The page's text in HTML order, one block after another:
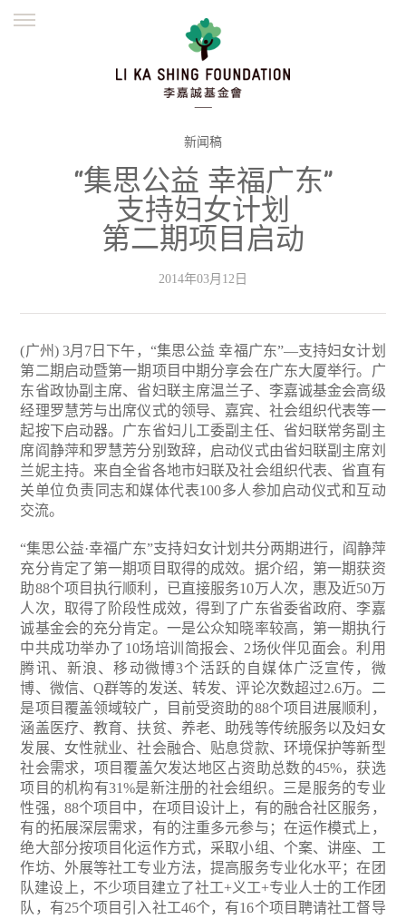
並肩同行
繁體
新闻稿
“集思公益 幸福广东”
支持妇女计划
第二期项目启动
2014年03月12日
(广州) 3月7日下午，“集思公益 幸福广东”—支持妇女计划
第二期启动暨第一期项目中期分享会在广东大厦举行。广
东省政协副主席、省妇联主席温兰子、李嘉诚基金会高级
经理罗慧芳与出席仪式的领导、嘉宾、社会组织代表等一
起按下启动器。广东省妇儿工委副主任、省妇联常务副主
席阎静萍和罗慧芳分别致辞，启动仪式由省妇联副主席刘
兰妮主持。来自全省各地市妇联及社会组织代表、省直有
关单位负责同志和媒体代表100多人参加启动仪式和互动
交流。
“集思公益·幸福广东”支持妇女计划共分两期进行，阎静萍
充分肯定了第一期项目取得的成效。据介绍，第一期获资
助88个项目执行顺利，已直接服务10万人次，惠及近50万
人次，取得了阶段性成效，得到了广东省委省政府、李嘉
诚基金会的充分肯定。一是公众知晓率较高，第一期执行
中共成功举办了10场培训简报会、2场伙伴见面会。利用
腾讯、新浪、移动微博3个活跃的自媒体广泛宣传，微
博、微信、Q群等的发送、转发、评论次数超过2.6万。二
是项目覆盖领域较广，目前受资助的88个项目进展顺利，
涵盖医疗、教育、扶贫、养老、助残等传统服务以及妇女
发展、女性就业、社会融合、贴息贷款、环境保护等新型
社会需求，项目覆盖欠发达地区占资助总数的45%，获选
项目的机构有31%是新注册的社会组织。三是服务的专业
性强，88个项目中，在项目设计上，有的融合社区服务，
有的拓展深层需求，有的注重多元参与；在运作模式上，
绝大部分按项目化运作方式，采取小组、个案、讲座、工
作坊、外展等社工专业方法，提高服务专业化水平；在团
队建设上，不少项目建立了社工+义工+专业人士的工作团
队，有25个项目引入社工46个，有16个项目聘请社工督导